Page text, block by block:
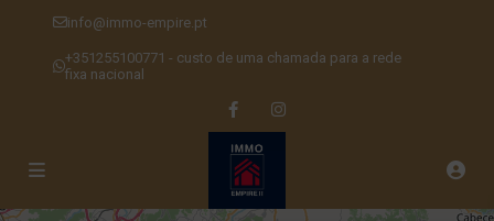
info@immo-empire.pt
+351255100771 - custo de uma chamada para a rede
fixa nacional